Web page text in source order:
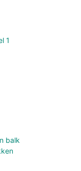
1
balk